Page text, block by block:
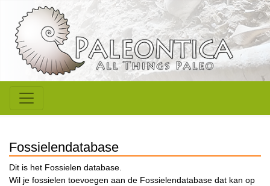
Fossielendatabase
Dit is het Fossielen database.
Wil je fossielen toevoegen aan de Fossielendatabase dat kan op